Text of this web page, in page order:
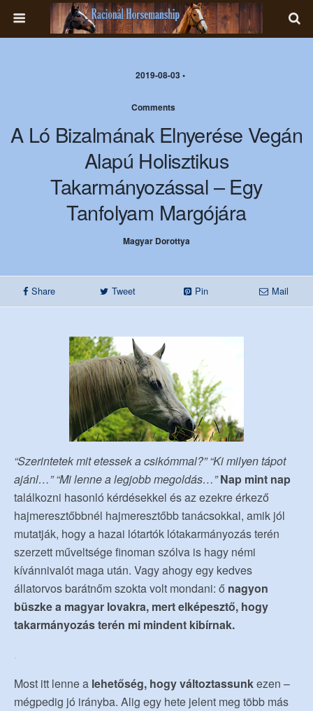
2019-08-03 •
Comments
A Ló Bizalmának Elnyerése Vegán
Alapú Holisztikus
Takarmányozással – Egy
Tanfolyam Margójára
Magyar Dorottya
Share Tweet Pin Mail
“Szerintetek mit etessek a csikómmal?” “Ki milyen tápot
ajánl…” “Mi lenne a legjobb megoldás…” Nap mint nap
találkozni hasonló kérdésekkel és az ezekre érkező
hajmeresztőbbnél hajmeresztőbb tanácsokkal, amik jól
mutatják, hogy a hazai lótartók lótakarmányozás terén
szerzett műveltsége finoman szólva is hagy némi
kívánnivalót maga után. Vagy ahogy egy kedves
állatorvos barátnőm szokta volt mondani: ő nagyon
büszke a magyar lovakra, mert elképesztő, hogy
takarmányozás terén mi mindent kibírnak.
.
Most itt lenne a lehetőség, hogy változtassunkezen –
mégpedig jó irányba. Alig egy hete jelent meg több más